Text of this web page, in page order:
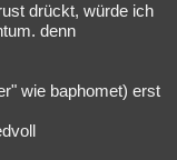
drückt, würde ich
denn
wie baphomet) erst